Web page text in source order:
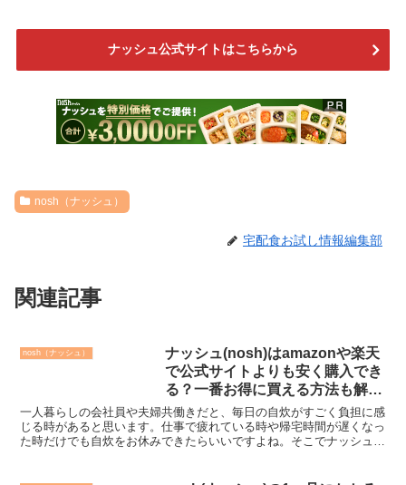
ナッシュ公式サイトはこちらから
nosh（ナッシュ）
宅配食お試し情報編集部
関連記事
nosh（ナッシュ）
ナッシュ(nosh)はamazonや楽天
で公式サイトよりも安く購入でき
る？一番お得に買える方法も解
説！
一人暮らしの会社員や夫婦共働きだと、毎日の自炊がすごく負担に感
じる時があると思います。仕事で疲れている時や帰宅時間が遅くなっ
た時だけでも自炊をお休みできたらいいですよね。そこでナッシュの